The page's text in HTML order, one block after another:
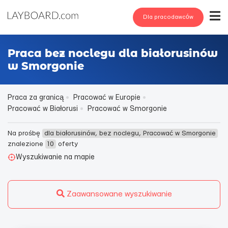
Dla pracodawców
Praca bez noclegu dla białorusinów
w Smorgonie
Praca za granicą
Pracować w Europie
Pracować w Białorusi
Pracować w Smorgonie
Na prośbę dla białorusinów, bez noclegu, Pracować w Smorgonie
znalezione
10
oferty
Wyszukiwanie na mapie
Zaawansowane wyszukiwanie